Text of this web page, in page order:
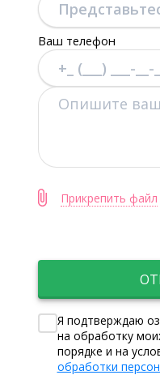
Ваш телефон
Прикрепить файл
Я подтверждаю
на обработку
порядке и на
обработки